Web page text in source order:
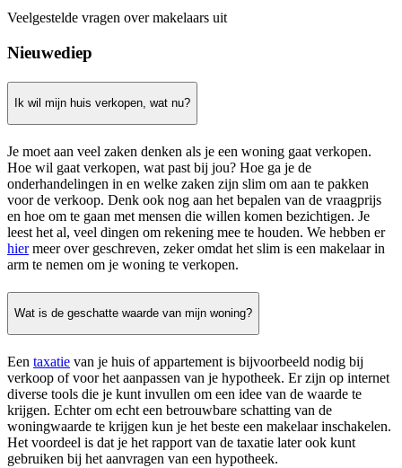
Veelgestelde vragen over makelaars uit
Nieuwediep
Ik wil mijn huis verkopen, wat nu?
Je moet aan veel zaken denken als je een woning gaat verkopen.
Hoe wil gaat verkopen, wat past bij jou? Hoe ga je de
onderhandelingen in en welke zaken zijn slim om aan te pakken
voor de verkoop. Denk ook nog aan het bepalen van de vraagprijs
en hoe om te gaan met mensen die willen komen bezichtigen. Je
leest het al, veel dingen om rekening mee te houden. We hebben er
hiermeer over geschreven, zeker omdat het slim is een makelaar in
arm te nemen om je woning te verkopen.
Wat is de geschatte waarde van mijn woning?
Een taxatie van je huis of appartement is bijvoorbeeld nodig bij
verkoop of voor het aanpassen van je hypotheek. Er zijn op internet
diverse tools die je kunt invullen om een idee van de waarde te
krijgen. Echter om echt een betrouwbare schatting van de
woningwaarde te krijgen kun je het beste een makelaar inschakelen.
Het voordeel is dat je het rapport van de taxatie later ook kunt
gebruiken bij het aanvragen van een hypotheek.